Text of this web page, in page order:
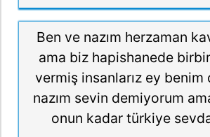
Ben ve nazım herzaman
ama biz hapishanede
vermiş insanlarız ey
nazım sevin demiyorum
onun kadar türkiye